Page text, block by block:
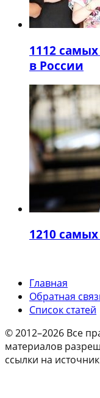
1112
в России
1210
Главная
Обратная
Список статей
© 2012–2026 Все
материалов
ссылки на